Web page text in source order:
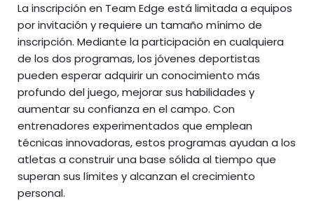
La inscripción en Team Edge está limitada a equipos
por invitación y requiere un tamaño mínimo de
inscripción. Mediante la participación en cualquiera
de los dos programas, los jóvenes deportistas
pueden esperar adquirir un conocimiento más
profundo del juego, mejorar sus habilidades y
aumentar su confianza en el campo. Con
entrenadores experimentados que emplean
técnicas innovadoras, estos programas ayudan a los
atletas a construir una base sólida al tiempo que
superan sus límites y alcanzan el crecimiento
personal.